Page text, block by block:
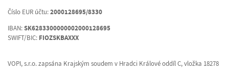
Číslo EUR účtu:2000128695/8330
IBAN:SK6283300000002000128695
SWIFT/BIC: FIOZSKBAXXX
VOPI, s.r.o. zapsána Krajským soudem v Hradci Králové oddíl C, vložka 18278